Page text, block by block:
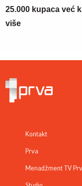
25.000 kupaca već
više
Kontakt
Prva
Menadžment TV